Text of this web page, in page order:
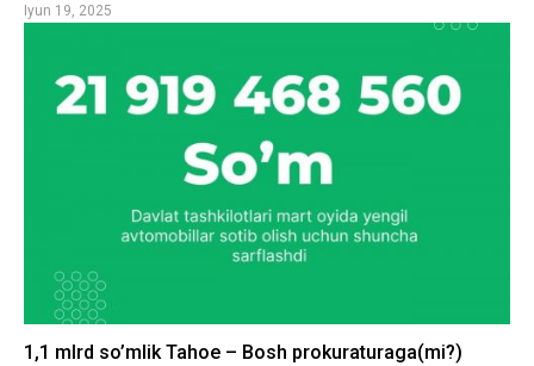
Iyun 19, 2025
1,1 mlrd so’mlik Tahoe – Bosh prokuraturaga(mi?)